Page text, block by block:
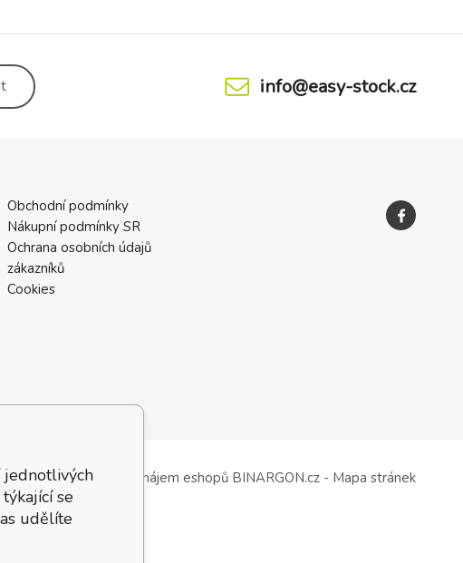
info@easy-stock.cz
Obchodní podmínky
Nákupní podmínky SR
Ochrana osobních údajů
zákazníků
Cookies
Tvorba a pronájem eshopů BINARGON.cz - Mapa stránek
jednotlivých
se
udělíte